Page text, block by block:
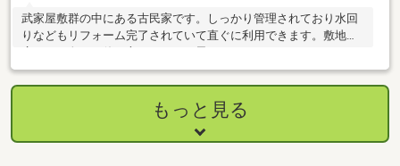
武家屋敷群の中にある古民家です。しっかり管理されており水回
りなどもリフォーム完了されていて直ぐに利用できます。敷地が
もっと見る